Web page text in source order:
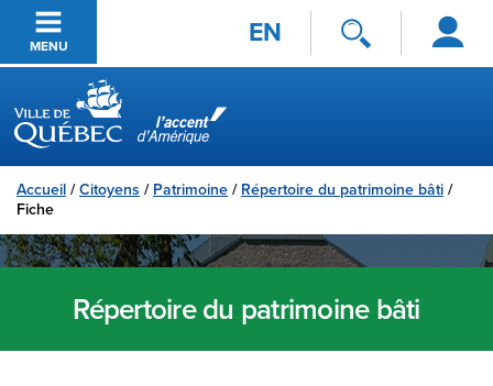
Passer au contenu principal
MENU EN
Se
connecter
Ville de Québec
Accueil /Citoyens / Patrimoine / Répertoire du patrimoine bâti /
Fiche
Répertoire du patrimoine bâti